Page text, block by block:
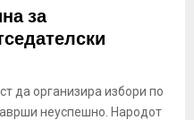
за
да организира избори по
неуспешно. Народот